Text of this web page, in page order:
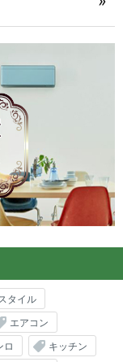
タイル
エアコン
ロ
キッチン